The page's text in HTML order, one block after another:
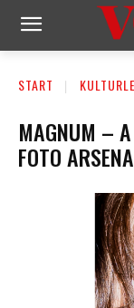
START
MAGNUM –
FOTO